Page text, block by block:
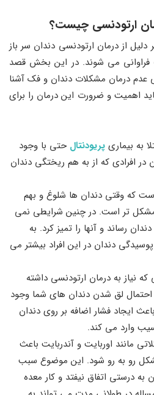
ارتودنسی چیست؟
از درمان ارتودنسی دندان سر باز
فراوانی می شوند. در این بخش قصد
عدم درمان مشکلات دندان و فک آشنا
اهمیت و ضرورت این درمان را برای
به بیماری پریودنتال حتی با وجود
افرادی که از به هم ریختگی دندان
که وقتی دندان ها شلوغ و بهم
مشکل تر است. در چنین شرایطی نمی
رساند و آنها را تمیز کرد. به
دندان در این افراد بیشتر می
نیاز به درمان ارتودنسی داشته
احتمال لق شدن دندان های شما وجود
ایجاد فشار اضافه بر روی دندان
وارد می کند.
مانند اوربایت و آندربایت باعث
رو به رو شود. این موضوع سبب
درستی اتفاق نیفتد و کار معده